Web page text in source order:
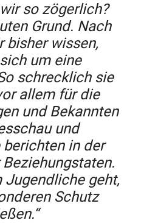
so zögerlich?
Grund. Nach
bisher wissen,
um eine
schrecklich sie
allem für die
und Bekannten
und
in der
Jugendliche geht,
Schutz